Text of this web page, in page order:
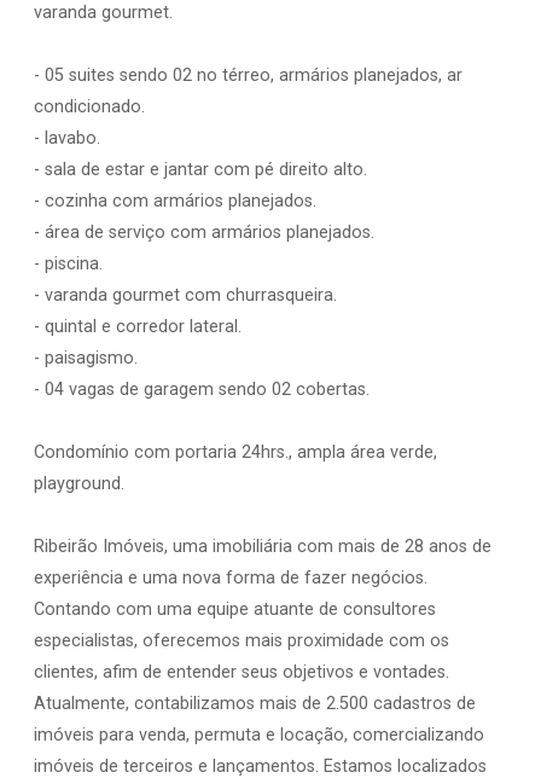
varanda gourmet.
- 05 suites sendo 02 no térreo, armários planejados, ar
condicionado.
- lavabo.
- sala de estar e jantar com pé direito alto.
- cozinha com armários planejados.
- área de serviço com armários planejados.
- piscina.
- varanda gourmet com churrasqueira.
- quintal e corredor lateral.
- paisagismo.
- 04 vagas de garagem sendo 02 cobertas.
Condomínio com portaria 24hrs., ampla área verde,
playground.
Ribeirão Imóveis, uma imobiliária com mais de 28 anos de
experiência e uma nova forma de fazer negócios.
Contando com uma equipe atuante de consultores
especialistas, oferecemos mais proximidade com os
clientes, afim de entender seus objetivos e vontades.
Atualmente, contabilizamos mais de 2.500 cadastros de
imóveis para venda, permuta e locação, comercializando
imóveis de terceiros e lançamentos. Estamos localizados